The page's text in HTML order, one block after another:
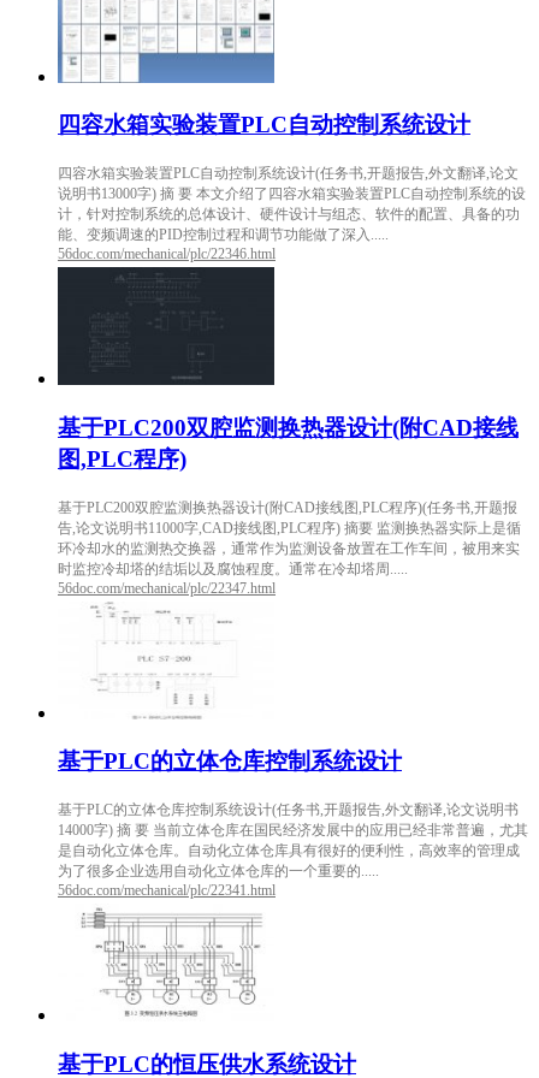
四容水箱实验装置PLC自动控制系统设计
四容水箱实验装置PLC自动控制系统设计(任务书,开题报告,外文翻译,论文
说明书13000字) 摘 要 本文介绍了四容水箱实验装置PLC自动控制系统的设
计，针对控制系统的总体设计、硬件设计与组态、软件的配置、具备的功
能、变频调速的PID控制过程和调节功能做了深入.....
56doc.com/mechanical/plc/22346.html
基于PLC200双腔监测换热器设计(附CAD接线
图,PLC程序)
基于PLC200双腔监测换热器设计(附CAD接线图,PLC程序)(任务书,开题报
告,论文说明书11000字,CAD接线图,PLC程序) 摘要 监测换热器实际上是循
环冷却水的监测热交换器，通常作为监测设备放置在工作车间，被用来实
时监控冷却塔的结垢以及腐蚀程度。通常在冷却塔周.....
56doc.com/mechanical/plc/22347.html
基于PLC的立体仓库控制系统设计
基于PLC的立体仓库控制系统设计(任务书,开题报告,外文翻译,论文说明书
14000字) 摘 要 当前立体仓库在国民经济发展中的应用已经非常普遍，尤其
是自动化立体仓库。自动化立体仓库具有很好的便利性，高效率的管理成
为了很多企业选用自动化立体仓库的一个重要的.....
56doc.com/mechanical/plc/22341.html
基于PLC的恒压供水系统设计